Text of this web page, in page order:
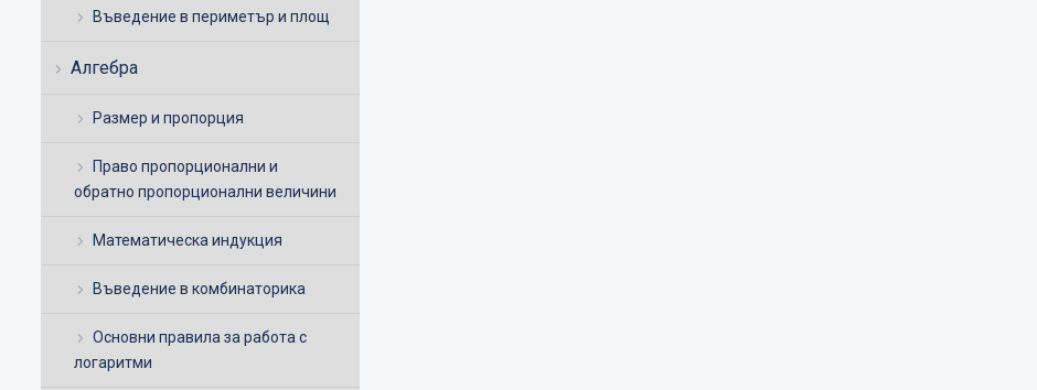
Въведение в периметър и площ
Алгебра
Размер и пропорция
Право пропорционални и
обратно пропорционални величини
Математическа индукция
Въведение в комбинаторика
Основни правила за работа с
логаритми